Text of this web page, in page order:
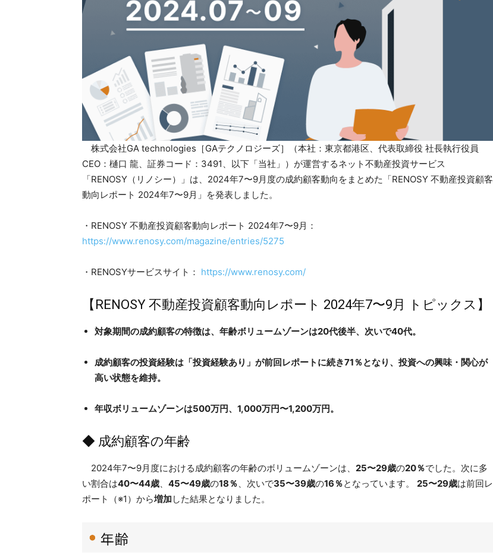
株式会社GA technologies［GAテクノロジーズ］（本社：東京都港区、代表取締役 社長執行役員
CEO：樋口 龍、証券コード：3491、以下「当社」）が運営するネット不動産投資サービス
「RENOSY（リノシー）」は、2024年7〜9月度の成約顧客動向をまとめた「RENOSY 不動産投資顧客
動向レポート 2024年7〜9月」を発表しました。
・RENOSY 不動産投資顧客動向レポート 2024年7〜9月：
https://www.renosy.com/magazine/entries/5275
・RENOSYサービスサイト： https://www.renosy.com/
【RENOSY 不動産投資顧客動向レポート 2024年7〜9月 トピックス】
対象期間の成約顧客の特徴は、年齢ボリュームゾーンは20代後半、次いで40代。
成約顧客の投資経験は「投資経験あり」が前回レポートに続き71％となり、投資への興味・関心が
高い状態を維持。
年収ボリュームゾーンは500万円、1,000万円〜1,200万円。
◆ 成約顧客の年齢
2024年7〜9月度における成約顧客の年齢のボリュームゾーンは、 25〜29歳の20％でした。次に多
い割合は40〜44歳、 45〜49歳の18％、次いで35〜39歳の16％となっています。 25〜29歳は前回レ
ポート（※1）から増加 した結果となりました。